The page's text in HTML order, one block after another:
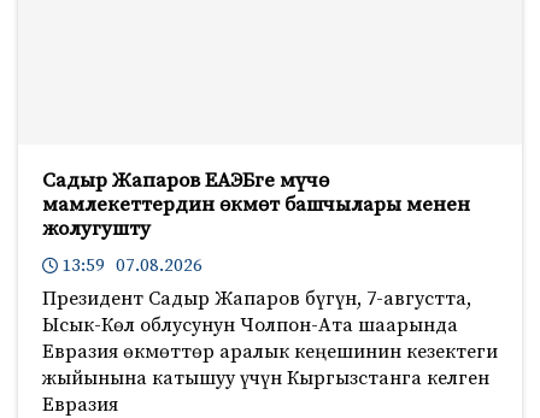
Садыр Жапаров ЕАЭБге мүчө
мамлекеттердин өкмөт башчылары менен
жолугушту
13:59 07.08.2026
Президент Садыр Жапаров бүгүн, 7-августта,
Ысык-Көл облусунун Чолпон-Ата шаарында
Евразия өкмөттөр аралык кеңешинин кезектеги
жыйынына катышуу үчүн Кыргызстанга келген
Евразия